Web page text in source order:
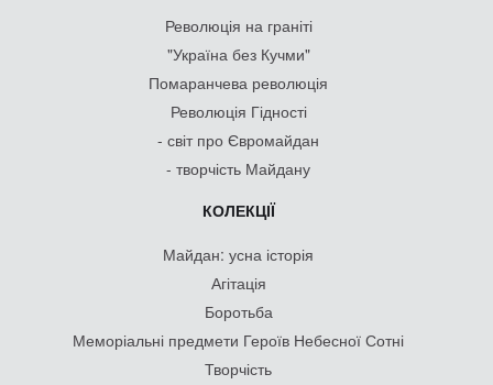
Революція на граніті
"Україна без Кучми"
Помаранчева революція
Революція Гідності
- світ про Євромайдан
- творчість Майдану
КОЛЕКЦІЇ
Майдан: усна історія
Агітація
Боротьба
Меморіальні предмети Героїв Небесної Сотні
Творчість